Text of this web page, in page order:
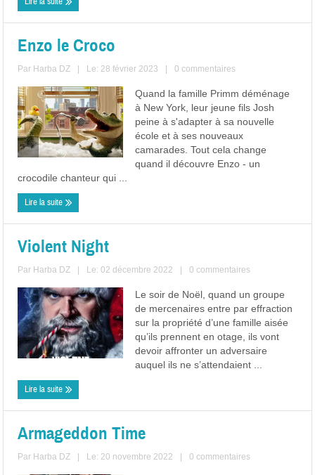
Enzo le Croco
Par Harba DZ Le: 28 février 2023 0 commentaires
Quand la famille Primm déménage
à New York, leur jeune fils Josh
peine à s'adapter à sa nouvelle
école et à ses nouveaux
camarades. Tout cela change
quand il découvre Enzo - un
crocodile chanteur qui ...
Lire la suite
Violent Night
Par Harba DZ Le: 02 décembre 2022 0 commentaires
Le soir de Noël, quand un groupe
de mercenaires entre par effraction
sur la propriété d’une famille aisée
qu’ils prennent en otage, ils vont
devoir affronter un adversaire
auquel ils ne s’attendaient ...
Lire la suite
Armageddon Time
Par Harba DZ Le: 20 novembre 2022 0 commentaires